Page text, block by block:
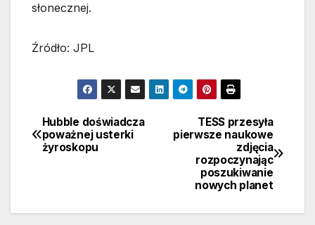
słonecznej.
Źródło: JPL
Nawigacja
wpisu
TESS przesyła
pierwsze naukowe
zdjęcia
rozpoczynając
poszukiwanie
nowych planet
Hubble doświadcza
poważnej usterki
żyroskopu